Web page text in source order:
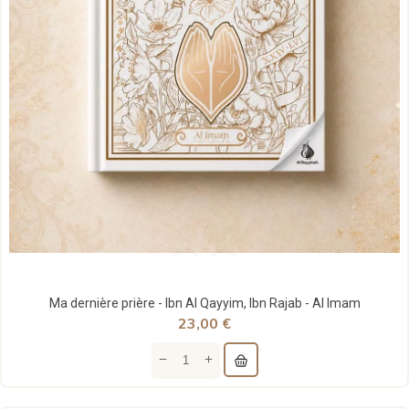
Ma dernière prière - Ibn Al Qayyim, Ibn Rajab - Al Imam
23,00 €